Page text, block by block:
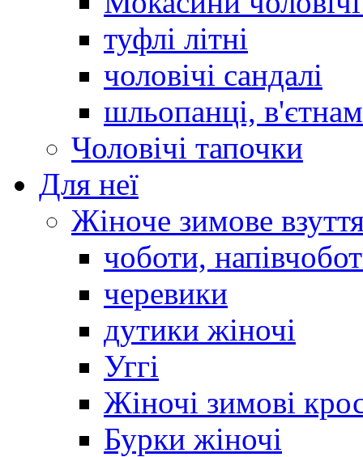
туфлі літні
чоловічі сандалі
шльопанці,
Чоловічі тапочки
Для неї
Жіноче зимове
чоботи,
черевики
дутики жіночі
Уггі
Жіночі зимові
Бурки жіночі